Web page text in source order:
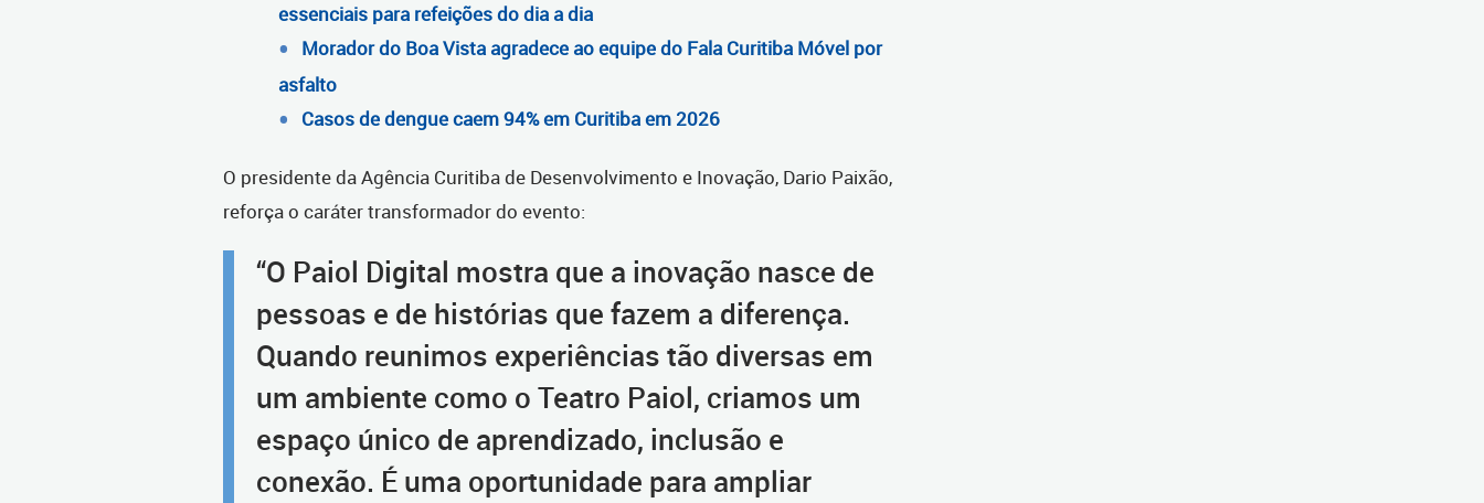
essenciais para refeições do dia a dia
Morador do Boa Vista agradece ao equipe do Fala Curitiba Móvel por
asfalto
Casos de dengue caem 94% em Curitiba em 2026
O presidente da Agência Curitiba de Desenvolvimento e Inovação, Dario Paixão,
reforça o caráter transformador do evento:
“O Paiol Digital mostra que a inovação nasce de
pessoas e de histórias que fazem a diferença.
Quando reunimos experiências tão diversas em
um ambiente como o Teatro Paiol, criamos um
espaço único de aprendizado, inclusão e
conexão. É uma oportunidade para ampliar